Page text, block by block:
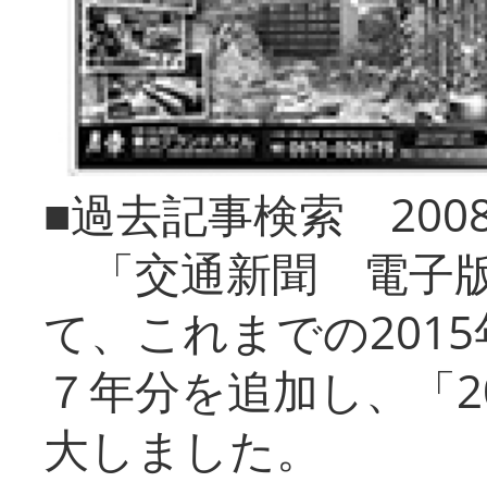
■過去記事検索
「交通新聞 電子
て、これまでの
７年分を追加し、「
大しまし